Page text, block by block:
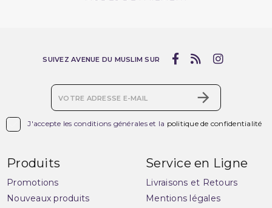
(2 avis)
J'accepte les conditions générales et la politique de confidentialité
SUIVEZ AVENUE DU MUSLIM SUR
Produits
Promotions
Nouveaux produits
Service en Ligne
Livraisons et Retours
Mentions légales